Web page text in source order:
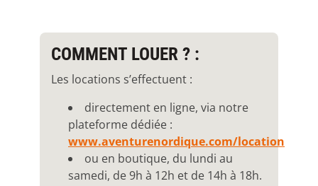
COMMENT LOUER ? :
Les locations s’effectuent :
directement en ligne, via notre
plateforme dédiée :
www.aventurenordique.com/location
ou en boutique, du lundi au
samedi, de 9h à 12h et de 14h à 18h.